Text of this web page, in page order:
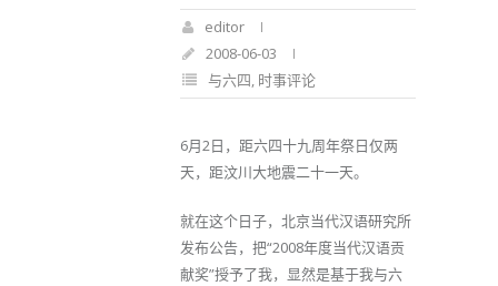
editor
2008-06-03
与六四, 时事评论
6月2日，距六四十九周年祭日仅两
天，距汶川大地震二十一天。
就在这个日子，北京当代汉语研究所
发布公告，把“2008年度当代汉语贡
献奖”授予了我，显然是基于我与六